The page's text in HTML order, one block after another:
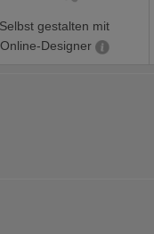
Selbst gestalten mit
Online-Designer